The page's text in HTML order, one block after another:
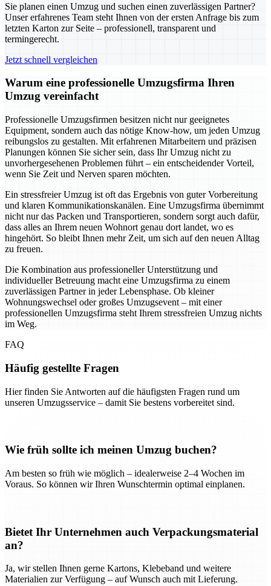
Sie planen einen Umzug und suchen einen zuverlässigen Partner?
Unser erfahrenes Team steht Ihnen von der ersten Anfrage bis zum
letzten Karton zur Seite – professionell, transparent und
termingerecht.
Jetzt schnell vergleichen
Warum eine professionelle Umzugsfirma Ihren
Umzug vereinfacht
Professionelle Umzugsfirmen besitzen nicht nur geeignetes
Equipment, sondern auch das nötige Know-how, um jeden Umzug
reibungslos zu gestalten. Mit erfahrenen Mitarbeitern und präzisen
Planungen können Sie sicher sein, dass Ihr Umzug nicht zu
unvorhergesehenen Problemen führt – ein entscheidender Vorteil,
wenn Sie Zeit und Nerven sparen möchten.
Ein stressfreier Umzug ist oft das Ergebnis von guter Vorbereitung
und klaren Kommunikationskanälen. Eine Umzugsfirma übernimmt
nicht nur das Packen und Transportieren, sondern sorgt auch dafür,
dass alles an Ihrem neuen Wohnort genau dort landet, wo es
hingehört. So bleibt Ihnen mehr Zeit, um sich auf den neuen Alltag
zu freuen.
Die Kombination aus professioneller Unterstützung und
individueller Betreuung macht eine Umzugsfirma zu einem
zuverlässigen Partner in jeder Lebensphase. Ob kleiner
Wohnungswechsel oder großes Umzugsevent – mit einer
professionellen Umzugsfirma steht Ihrem stressfreien Umzug nichts
im Weg.
FAQ
Häufig gestellte Fragen
Hier finden Sie Antworten auf die häufigsten Fragen rund um
unseren Umzugsservice – damit Sie bestens vorbereitet sind.
Wie früh sollte ich meinen Umzug buchen?
Am besten so früh wie möglich – idealerweise 2–4 Wochen im
Voraus. So können wir Ihren Wunschtermin optimal einplanen.
Bietet Ihr Unternehmen auch Verpackungsmaterial
an?
Ja, wir stellen Ihnen gerne Kartons, Klebeband und weitere
Materialien zur Verfügung – auf Wunsch auch mit Lieferung.